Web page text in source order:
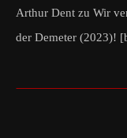
Arthur Dent zu Wir
der Demeter (2023)!